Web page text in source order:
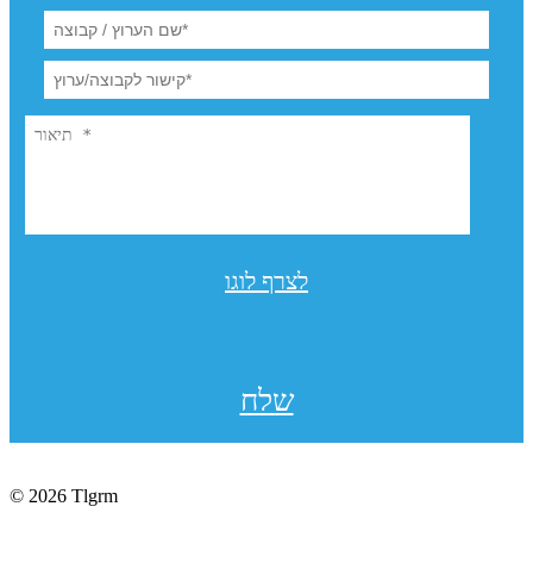
לצרף לוגו
שלח
© 2026 Tlgrm